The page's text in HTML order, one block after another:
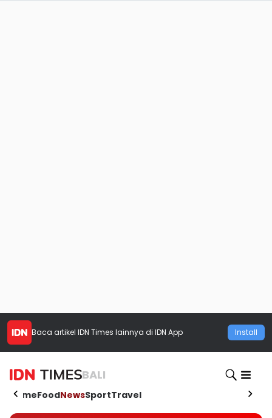
Baca artikel IDN Times lainnya di IDN App Install
BALI
HomeFoodNewsSportTravel